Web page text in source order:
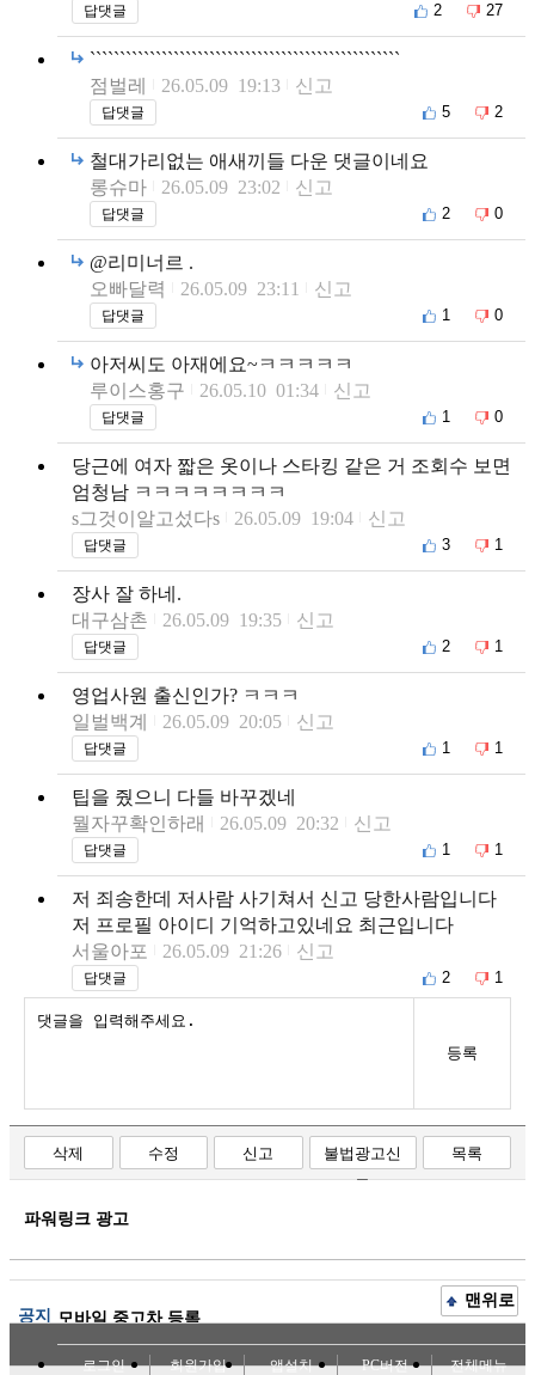
답댓글 2 27
````````````````````````````````````````````````````
점벌레
26.05.09 19:13 신고
답댓글 5 2
철대가리없는 애새끼들 다운 댓글이네요
롱슈마
26.05.09 23:02 신고
답댓글 2 0
@리미너르 .
오빠달력
26.05.09 23:11 신고
답댓글 1 0
아저씨도 아재에요~ㅋㅋㅋㅋㅋ
루이스홍구
26.05.10 01:34 신고
답댓글 1 0
당근에 여자 짧은 옷이나 스타킹 같은 거 조회수 보면
엄청남 ㅋㅋㅋㅋㅋㅋㅋㅋ
s그것이알고섰다s
26.05.09 19:04 신고
답댓글 3 1
장사 잘 하네.
대구삼촌
26.05.09 19:35 신고
답댓글 2 1
영업사원 출신인가? ㅋㅋㅋ
일벌백계
26.05.09 20:05 신고
답댓글 1 1
팁을 줬으니 다들 바꾸겠네
뭘자꾸확인하래
26.05.09 20:32 신고
답댓글 1 1
저 죄송한데 저사람 사기쳐서 신고 당한사람입니다
저 프로필 아이디 기억하고있네요 최근입니다
서울아포
26.05.09 21:26 신고
답댓글 2 1
등록
삭제 수정 신고
불법광고신
고
목록
파워링크 광고
공지 모바일 중고차 등록
맨위로
로그인 회원가입 앱설치 PC버전 전체메뉴